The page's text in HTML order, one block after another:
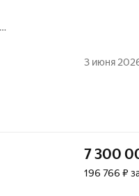
3 июня
7 300
196 766 ₽